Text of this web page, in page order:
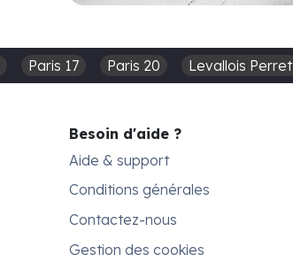
Paris 17 Paris 20 Levallois Perret
Besoin d'aide ?
Aide & support
Conditions générales
Contactez-nous
Gestion des cookies